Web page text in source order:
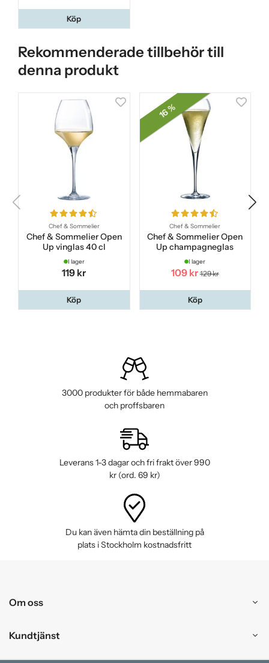
Köp
Rekommenderade tillbehör till
denna produkt
Chef & Sommelier
Chef & Sommelier Open
Up vinglas 40 cl
I lager
119 kr
Köp
16 %
Chef & Sommelier
Chef & Sommelier Open
Up champagneglas
I lager
109 kr 129 kr
Köp
3000 produkter för både hemmabaren
och proffsbaren
Leverans 1-3 dagar och fri frakt över 990
kr (ord. 69 kr)
Du kan även hämta din beställning på
plats i Stockholm kostnadsfritt
Om oss
Kundtjänst